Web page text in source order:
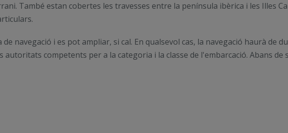
També estan cobertes les travesses entre la península ibèrica i les Illes
navegació i es pot ampliar, si cal. En qualsevol cas, la navegació haurà de
competents per a la categoria i la classe de l'embarcació. Abans